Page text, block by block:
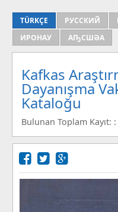
TÜRKÇE РУССКИЙ
ИРОНАУ
АҦСШӘА
Kafkas
Dayanışma
Kataloğu
Bulunan Toplam Kayıt: